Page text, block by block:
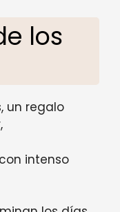
los
un regalo
intenso